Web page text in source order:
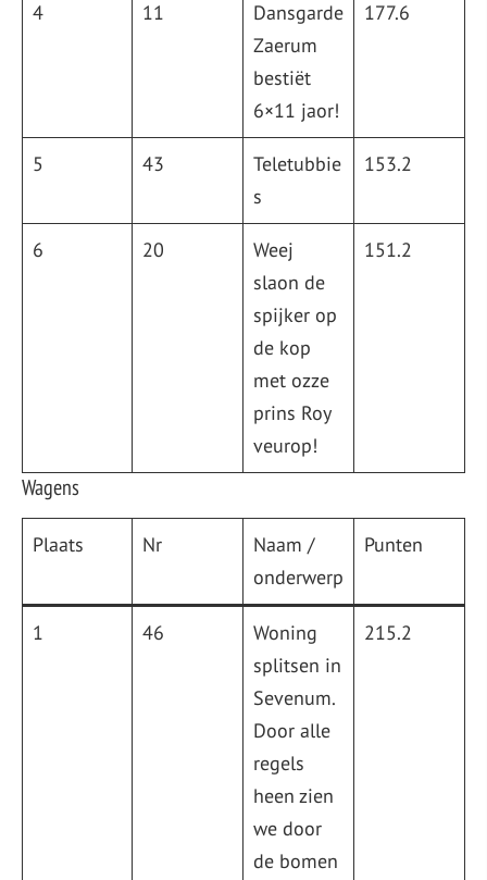
4 11
Dansgarde
Zaerum
bestiët
6×11 jaor!
177.6
5 43
Teletubbie
s
153.2
6 20
Weej
slaon de
spijker op
de kop
met ozze
prins Roy
veurop!
151.2
Wagens
Plaats Nr
Naam /
onderwerp
Punten
1 46
Woning
splitsen in
Sevenum.
Door alle
regels
heen zien
we door
de bomen
215.2